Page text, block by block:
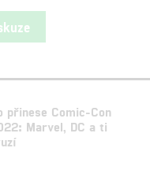
přinese Comic-Con
Marvel, DC a ti